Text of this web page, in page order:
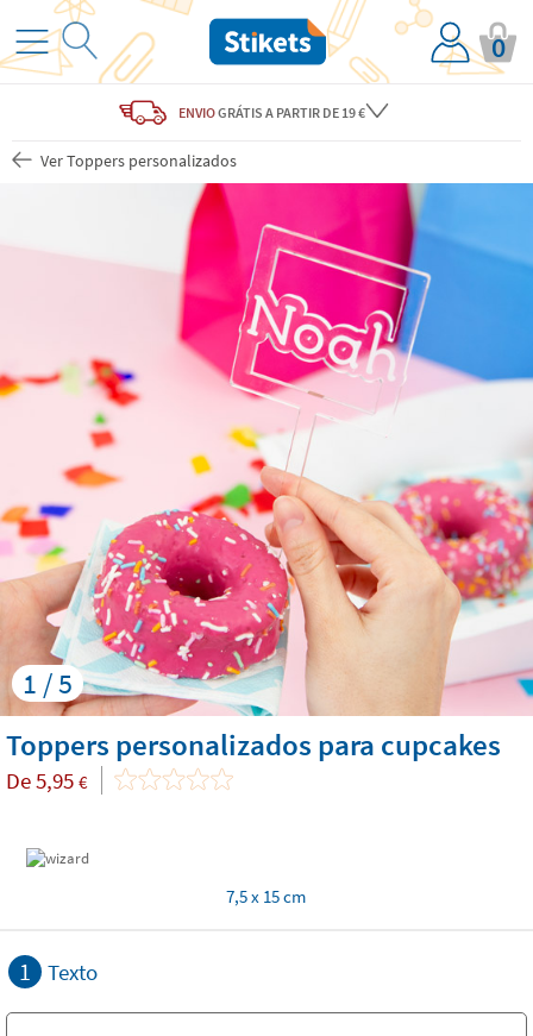
0
ENVIOGRÁTIS A PARTIR DE 19 €
Ver Toppers personalizados
1 / 5
Toppers personalizados para cupcakes
De5,95 €
7,5 x 15 cm
1 Texto